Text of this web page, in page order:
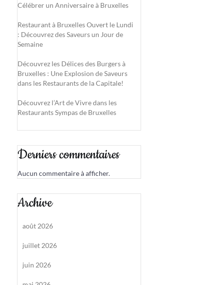
Célébrer un Anniversaire à Bruxelles
Restaurant à Bruxelles Ouvert le Lundi
: Découvrez des Saveurs un Jour de
Semaine
Découvrez les Délices des Burgers à
Bruxelles : Une Explosion de Saveurs
dans les Restaurants de la Capitale!
Découvrez l’Art de Vivre dans les
Restaurants Sympas de Bruxelles
Derniers commentaires
Aucun commentaire à afficher.
Archive
août 2026
juillet 2026
juin 2026